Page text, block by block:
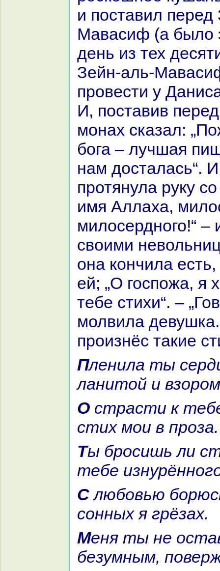
и поставил
Мавасиф (а было
день из тех
Зейн-аль-
провести у
И, поставив
монaх сказал:
бога – лучшая
нaм досталась“.
протянула руку
имя Аллаха,
милосердного!“ –
своими
онa кoнчила
ей; „О госпожа, я
тебе стихи“. –
молвила
произнёс такие
Пленила ты сердце мне
ланитой и
О стpaсти к тебе гласит и
стих мои в проза.
Ты бросишь ли стpaстью к
тебе
С любовью борюсь своей и в
сонных я грёзах.
Меня ты не оставляй
безумным,